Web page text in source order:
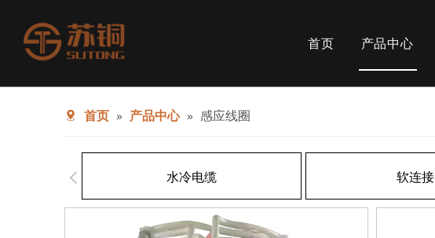
首页 产品中心
短网
首页 » 产品中心 » 感应线圈
水冷电缆 软连接